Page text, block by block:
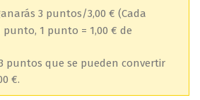
3 puntos/3,00 € (Cada
punto, 1 punto = 1,00 € de
puntos que se pueden convertir
€.